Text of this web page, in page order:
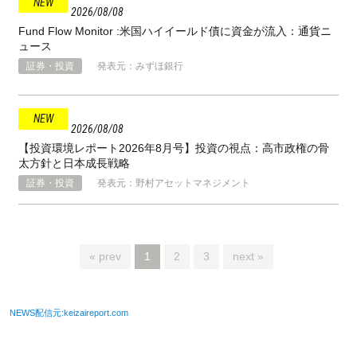
2026 08 08
Fund Flow Monitor :米国ハイイールド債に資金が流入：通貨ニ
ュース
証券・投資 発表元：みずほ銀行
2026 08 08
【投資環境レポート2026年8月号】投資の視点：高市政権の骨
太方針と⽇本成⻑戦略
証券・投資 発表元：野村アセットマネジメント
« prev 1 2 3 next »
NEWS配信元:keizaireport.com